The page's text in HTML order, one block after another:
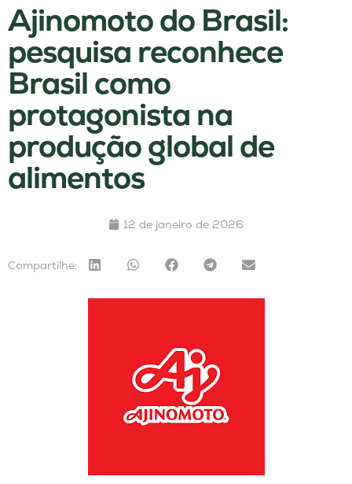
Ajinomoto do Brasil:
pesquisa reconhece
Brasil como
protagonista na
produção global de
alimentos
12 de janeiro de 2026
Compartilhe: